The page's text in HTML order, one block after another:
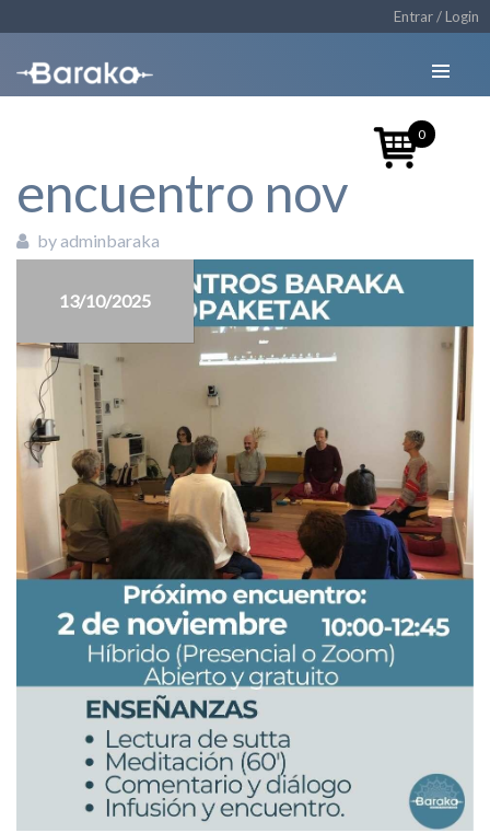
Entrar / Login
encuentro nov
by adminbaraka
13/10/2025
0